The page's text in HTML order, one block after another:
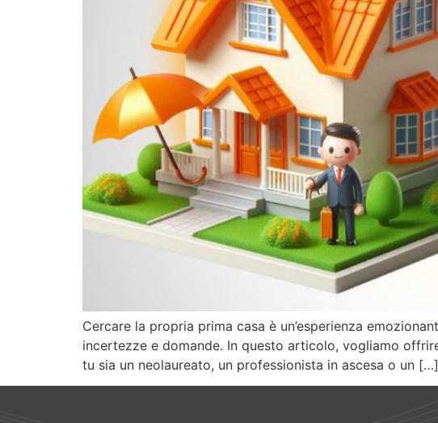
Cercare la propria prima casa è un’esperienza
incertezze e domande. In questo articolo, vogliamo
tu sia un neolaureato, un professionista in ascesa o un […]